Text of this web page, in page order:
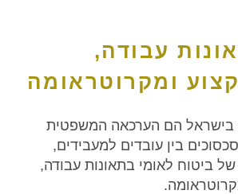
עבודה,
ומקרוטראומה
בישראל הם הערכאה המשפטית
בין עובדים למעבידים,
ביטוח לאומי בתאונות עבודה,